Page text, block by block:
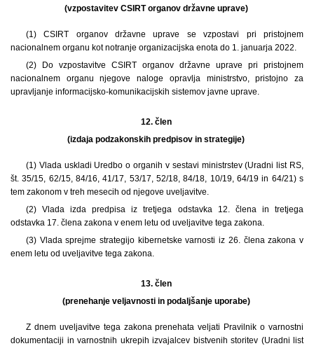
(vzpostavitev CSIRT organov državne uprave)
(1) CSIRT organov državne uprave se vzpostavi pri pristojnem
nacionalnem organu kot notranje organizacijska enota do 1. januarja 2022.
(2) Do vzpostavitve CSIRT organov državne uprave pri pristojnem
nacionalnem organu njegove naloge opravlja ministrstvo, pristojno za
upravljanje informacijsko-komunikacijskih sistemov javne uprave.
12. člen
(izdaja podzakonskih predpisov in strategije)
(1) Vlada uskladi Uredbo o organih v sestavi ministrstev (Uradni list RS,
št. 35/15, 62/15, 84/16, 41/17, 53/17, 52/18, 84/18, 10/19, 64/19 in 64/21) s
tem zakonom v treh mesecih od njegove uveljavitve.
(2) Vlada izda predpisa iz tretjega odstavka 12. člena in tretjega
odstavka 17. člena zakona v enem letu od uveljavitve tega zakona.
(3) Vlada sprejme strategijo kibernetske varnosti iz 26. člena zakona v
enem letu od uveljavitve tega zakona.
13. člen
(prenehanje veljavnosti in podaljšanje uporabe)
Z dnem uveljavitve tega zakona prenehata veljati Pravilnik o varnostni
dokumentaciji in varnostnih ukrepih izvajalcev bistvenih storitev (Uradni list